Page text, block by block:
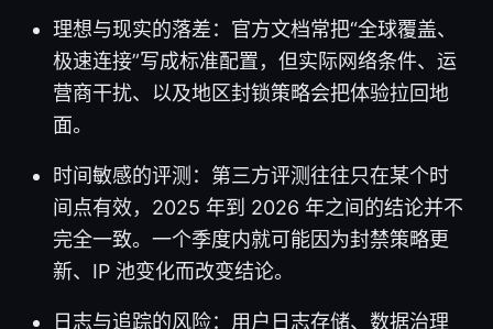
理想与现实的落差：官方文档常把“全球覆盖、
极速连接”写成标准配置，但实际网络条件、运
营商干扰、以及地区封锁策略会把体验拉回地
面。
时间敏感的评测：第三方评测往往只在某个时
间点有效，2025 年到 2026 年之间的结论并不
完全一致。一个季度内就可能因为封禁策略更
新、IP 池变化而改变结论。
日志与追踪的风险：用户日志存储、数据治理